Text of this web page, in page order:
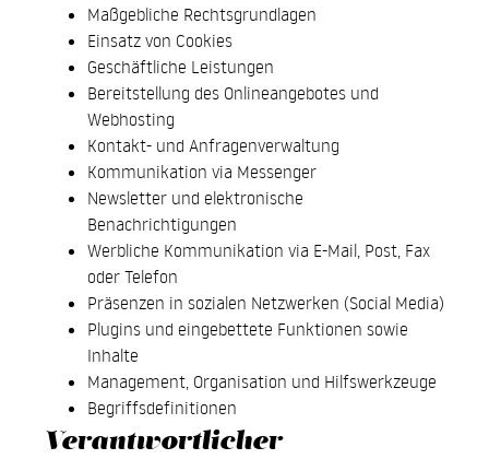
Maßgebliche Rechtsgrundlagen
Einsatz von Cookies
Geschäftliche Leistungen
Bereitstellung des Onlineangebotes und
Webhosting
Kontakt- und Anfragenverwaltung
Kommunikation via Messenger
Newsletter und elektronische
Benachrichtigungen
Werbliche Kommunikation via E-Mail, Post, Fax
oder Telefon
Präsenzen in sozialen Netzwerken (Social Media)
Plugins und eingebettete Funktionen sowie
Inhalte
Management, Organisation und Hilfswerkzeuge
Begriffsdefinitionen
Verantwortlicher